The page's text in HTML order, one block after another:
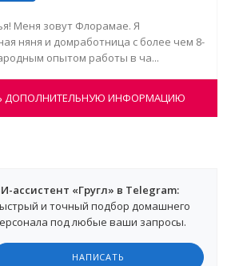
Меня зовут Флорамае. Я
няня и домработница с более чем 8-
опытом работы в ча...
ДОПОЛНИТЕЛЬНУЮ ИНФОРМАЦИЮ
ассистент «Гругл» в Telegram:
и точный подбор домашнего
под любые ваши запросы.
НАПИСАТЬ